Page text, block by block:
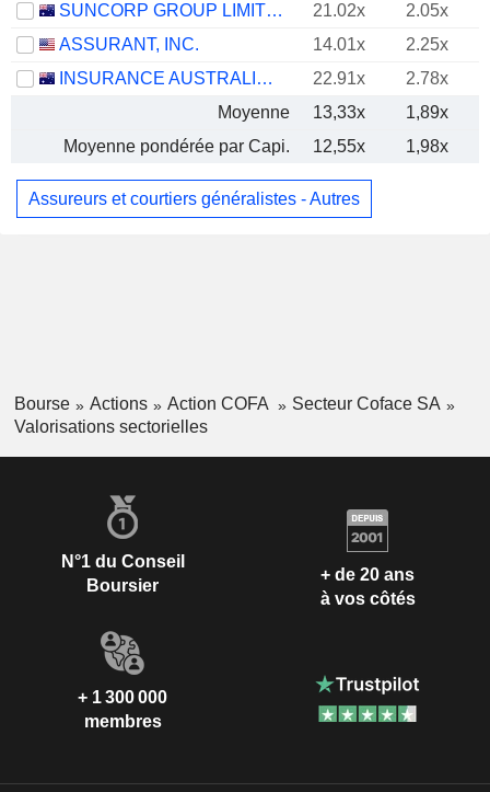
SUNCORP GROUP LIMITED
21.02x
2.05x
ASSURANT, INC.
14.01x
2.25x
INSURANCE AUSTRALIA GROUP LIMITED
22.91x
2.78x
Moyenne
13,33x
1,89x
Moyenne pondérée par Capi.
12,55x 1,98x
Assureurs et courtiers généralistes - Autres
Bourse Actions Action COFA
Secteur Coface SA
Valorisations sectorielles
N°1 du Conseil
Boursier
+ de 20 ans
à vos côtés
+ 1 300 000
membres